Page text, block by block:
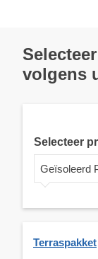
volgens
Selecteer
Geïsoleerd
Terraspakket